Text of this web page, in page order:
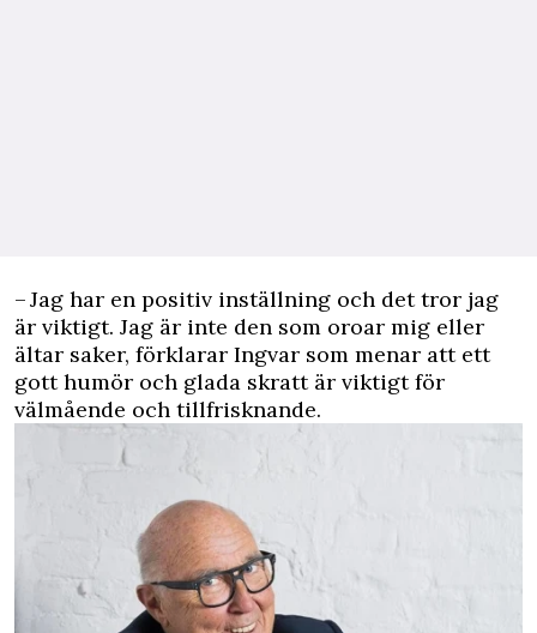
– Jag har en positiv inställning och det tror jag
är viktigt. Jag är inte den som oroar mig eller
ältar saker, förklarar Ingvar som menar att ett
gott humör och glada skratt är viktigt för
välmående och tillfrisknande.